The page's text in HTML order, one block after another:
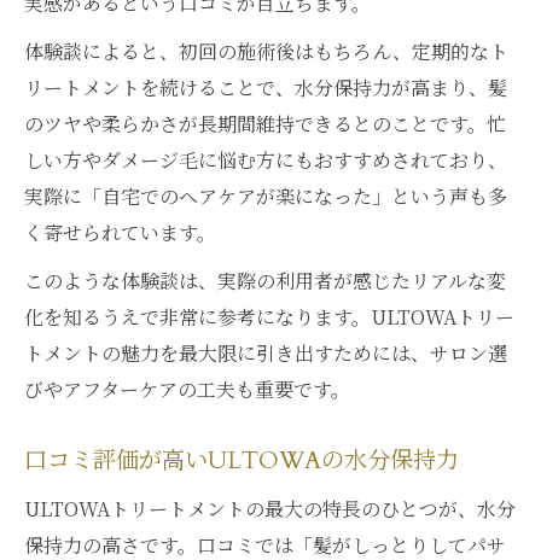
体験談によると、初回の施術後はもちろん、定期的なト
リートメントを続けることで、水分保持力が高まり、髪
のツヤや柔らかさが長期間維持できるとのことです。忙
しい方やダメージ毛に悩む方にもおすすめされており、
実際に「自宅でのヘアケアが楽になった」という声も多
く寄せられています。
このような体験談は、実際の利用者が感じたリアルな変
化を知るうえで非常に参考になります。ULTOWAトリー
トメントの魅力を最大限に引き出すためには、サロン選
びやアフターケアの工夫も重要です。
口コミ評価が高いULTOWAの水分保持力
ULTOWAトリートメントの最大の特長のひとつが、水分
保持力の高さです。口コミでは「髪がしっとりしてパサ